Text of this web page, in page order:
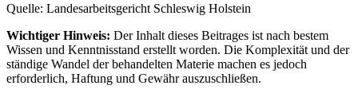
Quelle: Landesarbeitsgericht Schleswig Holstein
Wichtiger Hinweis: Der Inhalt dieses Beitrages ist nach bestem
Wissen und Kenntnisstand erstellt worden. Die Komplexität und der
ständige Wandel der behandelten Materie machen es jedoch
erforderlich, Haftung und Gewähr auszuschließen.